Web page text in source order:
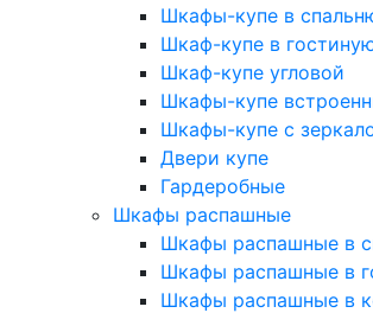
Шкафы-купе в
Шкаф-купе в
Шкаф-купе угловой
Шкафы-купе
Шкафы-купе с
Двери купе
Гардеробные
Шкафы распашные
Шкафы распашные в
Шкафы распашные в
Шкафы распашные в